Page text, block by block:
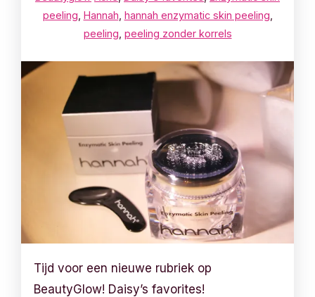
peeling Hannah hannah enzymatic skin peeling
peeling peeling zonder korrels
Tijd voor een nieuwe rubriek op
BeautyGlow! Daisy’s favorites!